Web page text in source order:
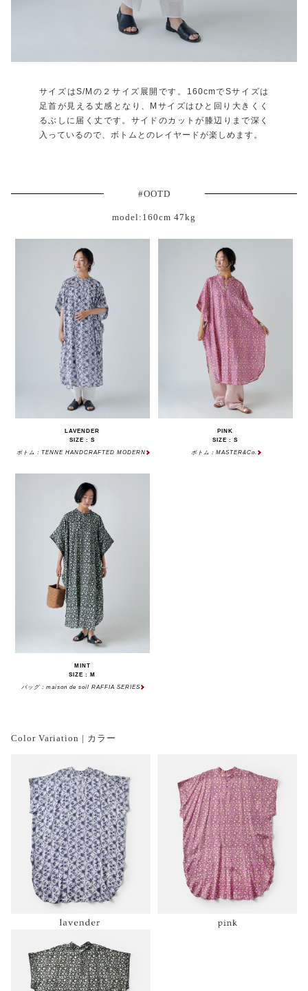
サイズはS/Mの２サイズ展開です。160cmでSサイズは
足首が見える丈感となり、Mサイズはひと回り大きくく
るぶしに届く丈です。サイドのカットが膝辺りまで深く
入っているので、ボトムとのレイヤードが楽しめます。
#OOTD
model:160cm 47kg
LAVENDER
SIZE : S
ボトム：TENNE HANDCRAFTED MODERN
PINK
SIZE : S
ボトム：MASTER&Co.
MINT
SIZE : M
バッグ：maison de soil RAFFIA SERIES
Color Variation | カラー